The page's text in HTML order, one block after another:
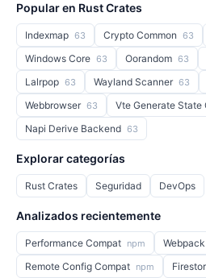
Popular en Rust Crates
Indexmap 63 Crypto Common 63
Windows Core 63 Oorandom 63
Lalrpop 63 Wayland Scanner 63
Webbrowser 63 Vte Generate State
Napi Derive Backend 63
Explorar categorías
Rust Crates Seguridad DevOps
Analizados recientemente
Performance Compat npm
Remote Config Compat npm